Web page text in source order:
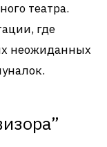
театра.
где
неожиданных